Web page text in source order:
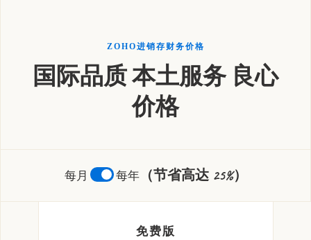
ZOHO进销存财务价格
国际品质 本土服务 良心
价格
每月 每年（节省高达 25%）
免费版